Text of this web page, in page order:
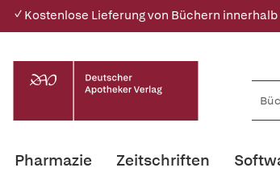
✓ Kostenlose Lieferung von Büchern
Pharmazie Zeitschriften